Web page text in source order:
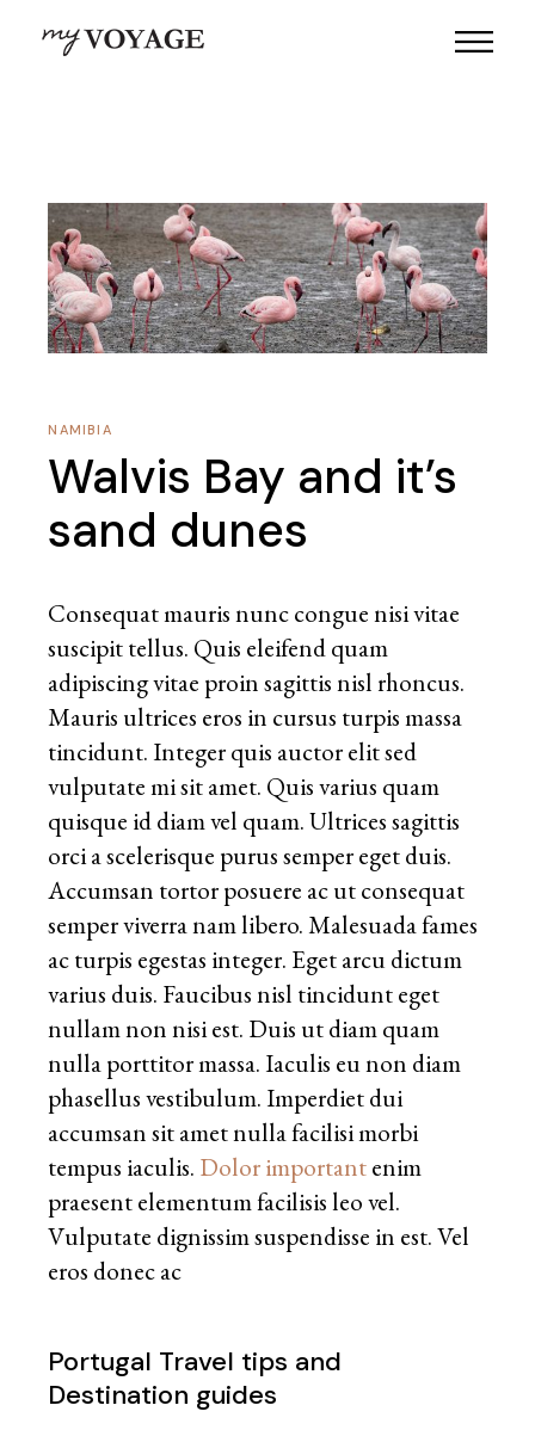
NAMIBIA
Walvis Bay and it’s
sand dunes
Consequat mauris nunc congue nisi vitae
suscipit tellus. Quis eleifend quam
adipiscing vitae proin sagittis nisl rhoncus.
Mauris ultrices eros in cursus turpis massa
tincidunt. Integer quis auctor elit sed
vulputate mi sit amet. Quis varius quam
quisque id diam vel quam. Ultrices sagittis
orci a scelerisque purus semper eget duis.
Accumsan tortor posuere ac ut consequat
semper viverra nam libero. Malesuada fames
ac turpis egestas integer. Eget arcu dictum
varius duis. Faucibus nisl tincidunt eget
nullam non nisi est. Duis ut diam quam
nulla porttitor massa. Iaculis eu non diam
phasellus vestibulum. Imperdiet dui
accumsan sit amet nulla facilisi morbi
tempus iaculis. Dolor importantenim
praesent elementum facilisis leo vel.
Vulputate dignissim suspendisse in est. Vel
eros donec ac
Portugal Travel tips and
Destination guides